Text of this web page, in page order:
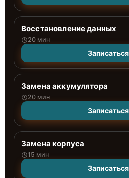
Восстановление данных
20 мин
Записаться
Замена аккумулятора
20 мин
Записаться
Замена корпуса
15 мин
Записаться